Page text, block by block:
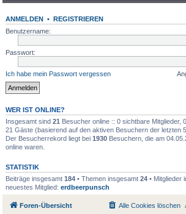
ANMELDEN •REGISTRIEREN
Benutzername:
Passwort:
Ich habe mein Passwort vergessen
WER IST ONLINE?
Insgesamt sind21 Besucher online :: 0 sichtbare Mitglieder,
21 Gäste (basierend auf den aktiven Besuchern der letzten
Der Besucherrekord liegt bei1930 Besuchern, die am
online waren.
STATISTIK
Beiträge insgesamt184 • Themen insgesamt24 • Mitglieder
neuestes Mitglied:erdbeerpunsch
Foren-Übersicht Alle Cookies löschen